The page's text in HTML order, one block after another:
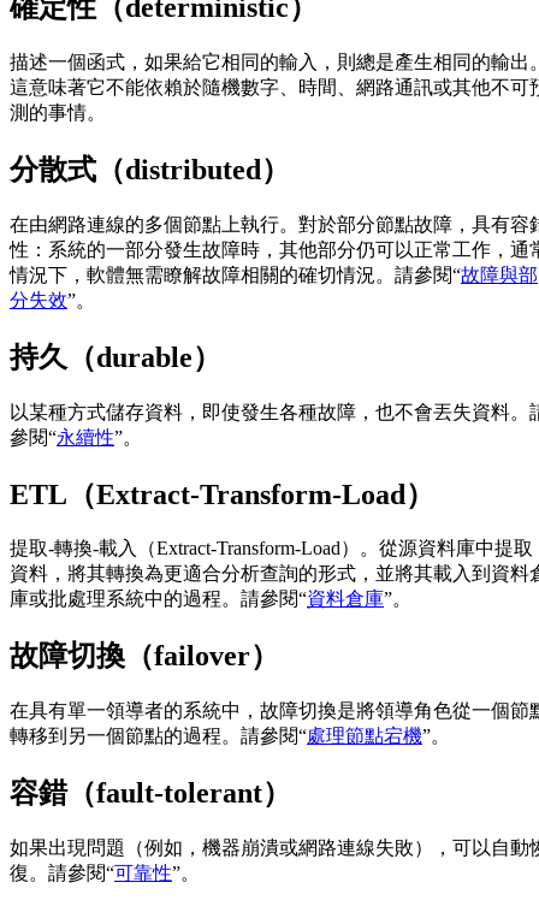
確定性（deterministic）
描述一個函式，如果給它相同的輸入，則總是產生相同的輸出
這意味著它不能依賴於隨機數字、時間、網路通訊或其他不可
測的事情。
分散式（distributed）
在由網路連線的多個節點上執行。對於部分節點故障，具有容
性：系統的一部分發生故障時，其他部分仍可以正常工作，通
情況下，軟體無需瞭解故障相關的確切情況。請參閱“故障與部
分失效”。
持久（durable）
以某種方式儲存資料，即使發生各種故障，也不會丟失資料。
參閱“永續性”。
ETL（Extract-Transform-Load）
提取-轉換-載入（Extract-Transform-Load）。從源資料庫中提取
資料，將其轉換為更適合分析查詢的形式，並將其載入到資料
庫或批處理系統中的過程。請參閱“資料倉庫”。
故障切換（failover）
在具有單一領導者的系統中，故障切換是將領導角色從一個節
轉移到另一個節點的過程。請參閱“處理節點宕機”。
容錯（fault-tolerant）
如果出現問題（例如，機器崩潰或網路連線失敗），可以自動
復。請參閱“可靠性”。